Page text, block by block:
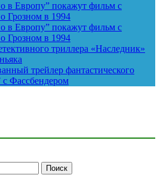
в Европу” покажут фильм с
Грозном в 1994
в Европу” покажут фильм с
Грозном в 1994
триллера «Наследник»
трейлер фантастического
с Фассбендером